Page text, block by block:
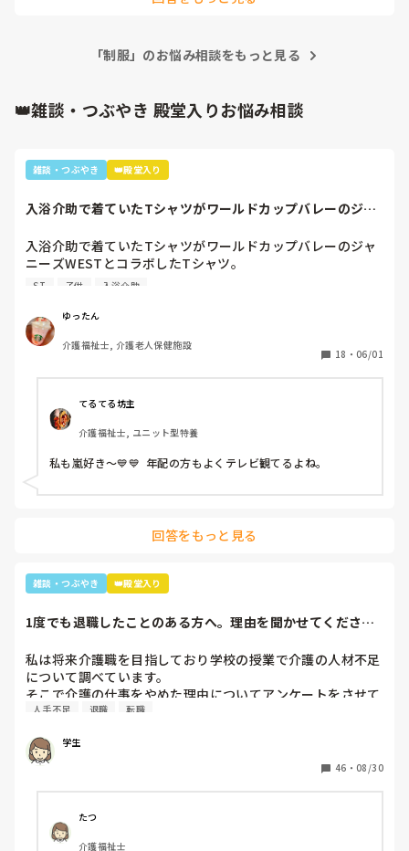
「制服」のお悩み相談をもっと見る
👑雑談・つぶやき 殿堂入りお悩み相談
雑談・つぶやき 👑殿堂入り
入浴介助で着ていたTシャツがワールドカップバレーのジャ
入浴介助で着ていたTシャツがワールドカップバレーのジャ
ニーズWESTとコラボしたTシャツ。
暑いししんどいから、せめて好きなTシャツを着て介助しよ
別のフロアの利用者さん達で私はリフト浴の介助をしている
と「可愛いTシャツね☺️」と言われ「そうでしょ？去年のバ
レーボールの世界大会で好きなアイドル達が応援してて、グ
ーズ…(きっとWESTの読み方分からなかった)あなたジャニ
ーズが好きなのね😊」と。
大好きと伝えると「私もよ、あなた嵐は好き？」と聞かれ、
1番好きと伝えると利用者さんが嵐のメンバー3人の名前を言
っていき「後2人…。どないしよ、あと2人名前がでてけぇへ
んわ😩」と言うと近くの利用者さんが「櫻井くんと二宮くん
や」と😂😂
ムタクしか居ないこと、SMAPは解散してしまった事等伝え
言いやん😊」と(笑)
そこから利用者さんは「キムタクは工藤静香と結婚したんや
最初の嵐で私のジャニオタスイッチを破壊してきたので、入
員がその利用者さんに「この子にその話したら永遠に話すか
らあかんよ(笑)」と言われるほど(笑)
年齢や認知症の事を考えても、嵐のメンバー3人とキムタク
が誰と結婚したのか覚えていた事に驚きながらも嬉しかった
ST 子供 入浴介助
ゆったん
介護福祉士, 介護老人保健施設
18 ・ 06/01
てるてる坊主
介護福祉士, ユニット型特養
私も嵐好き～💙💙  年配の方もよくテレビ観てるよね。
回答をもっと見る
雑談・つぶやき 👑殿堂入り
1度でも退職したことのある方へ。理由を聞かせてくださ
私は将来介護職を目指しており学校の授業で介護の人材不足
について調べています。
そこで介護の仕事をやめた理由についてアンケートをさせて
いただきたいです。(賃金が低い、重労働、人間関係など)
などでも教えていただけると助かります。
ご協力お願いします🙇🏻‍♀️
人手不足 退職 転職
学生
46 ・ 08/30
たつ
介護福祉士